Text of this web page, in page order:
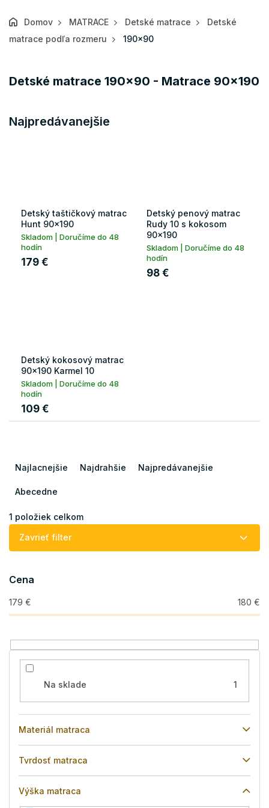
Domov MATRACE Detské matrace
Detské
matrace podľa rozmeru
190x90
Detské matrace 190x90 - Matrace 90x190
Najpredávanejšie
Detský taštičkový matrac
Hunt 90x190
Skladom | Doručíme do 48
hodín
179 €
Detský penový matrac
Rudy 10 s kokosom
90x190
Skladom | Doručíme do 48
hodín
98 €
Detský kokosový matrac
90x190 Karmel 10
Skladom | Doručíme do 48
hodín
109 €
e
i
d
u
k
o
v
Najlacnejšie Najdrahšie Najpredávanejšie
Abecedne
1 položiek celkom
Zavrieť filter
Cena
179 € 180 €
Na sklade 1
Materiál matraca
Tvrdosť matraca
Výška matraca